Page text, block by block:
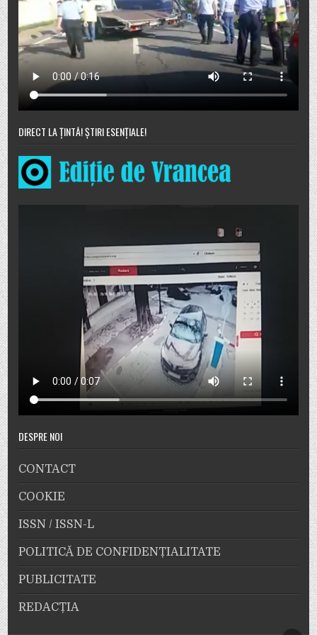
DIRECT LA ȚINTĂ! ȘTIRI ESENȚIALE!
DESPRE NOI
CONTACT
COOKIE
ISSN / ISSN-L
POLITICĂ DE CONFIDENȚIALITATE
PUBLICITATE
REDACȚIA